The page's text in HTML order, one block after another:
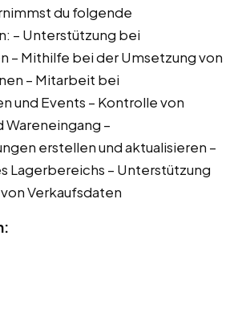
du folgende
– Unterstützung bei
– Mithilfe bei der Umsetzung von
– Mitarbeit bei
und Events – Kontrolle von
Wareneingang –
erstellen und aktualisieren –
Lagerbereichs – Unterstützung
Verkaufsdaten